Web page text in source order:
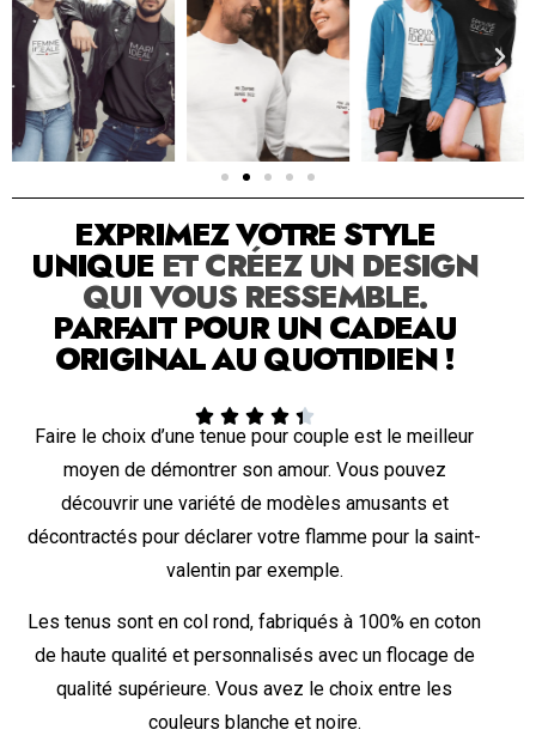
SOLUTION PAR THE LUXURY BOX & CO
EXPRIMEZ VOTRE STYLE
UNIQUE ET CRÉEZ UN DESIGN
QUI VOUS RESSEMBLE.
PARFAIT POUR UN CADEAU
ORIGINAL AU QUOTIDIEN !
    
Faire le choix d’une tenue pour couple est le meilleur
moyen de démontrer son amour. Vous pouvez
découvrir une variété de modèles amusants et
décontractés pour déclarer votre flamme pour la saint-
valentin par exemple.
Les tenus sont en col rond, fabriqués à 100% en coton
de haute qualité et personnalisés avec un flocage de
qualité supérieure. Vous avez le choix entre les
couleurs blanche et noire.